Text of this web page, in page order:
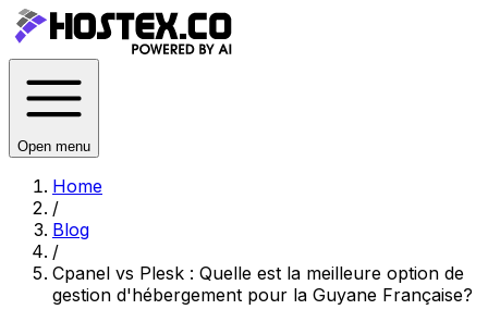
Open menu
Home
/
Blog
/
Cpanel vs Plesk : Quelle est la meilleure option de
gestion d'hébergement pour la Guyane Française?